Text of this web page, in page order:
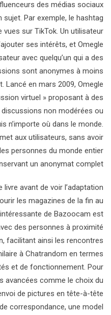
des médias sociaux
sujet. Par exemple, le hashtag
sur TikTok. Un utilisateur
ses intérêts, et Omegle
avec quelqu’un qui a des
sont anonymes à moins
Lancé en mars 2009, Omegle
virtuel » proposant à des
non modérées ou
n’importe où dans le monde.
aux utilisateurs, sans avoir
personnes du monde entier
un anonymat complet.
avant de voir l’adaptation
les magazines de la fin au
de Bazoocam est
des personnes à proximité
facilitant ainsi les rencontres
à Chatrandom en termes
et de fonctionnement. Pour
avancées comme le choix du
de pictures en tête-à-tête
correspondance, une model